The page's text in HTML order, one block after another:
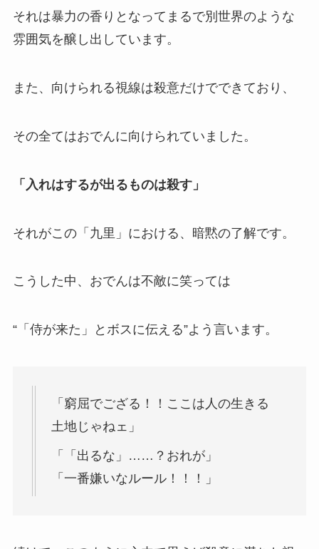
それは暴力の香りとなってまるで別世界のような
雰囲気を醸し出しています。
また、向けられる視線は殺意だけでできており、
その全てはおでんに向けられていました。
「入れはするが出るものは殺す」
それがこの「九里」における、暗黙の了解です。
こうした中、おでんは不敵に笑っては
“「侍が来た」とボスに伝える”よう言います。
「窮屈でござる！！ここは人の生きる
土地じゃねェ」
「「出るな」……？おれが」
「一番嫌いなルール！！！」